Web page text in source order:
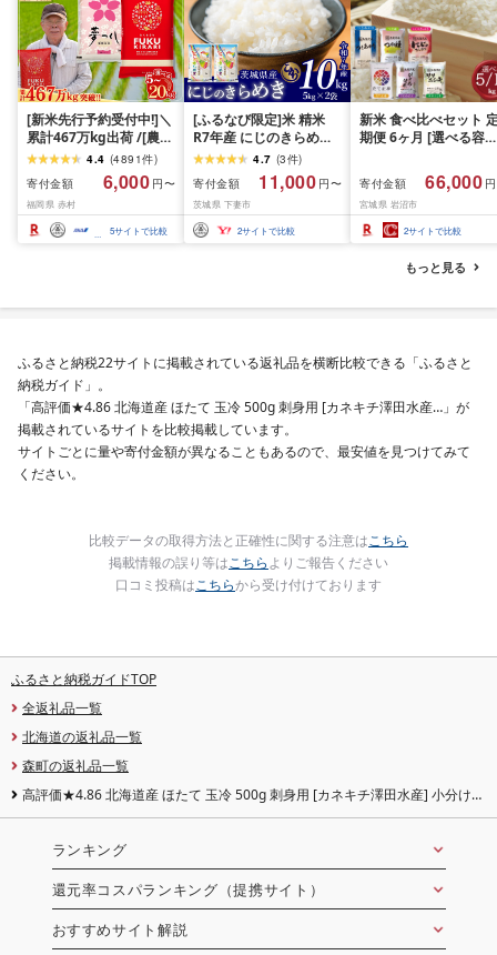
[新米先行予約受付中!]＼
累計467万kg出荷 /[農家
応援米]訳あり 令和7年産
令和8年産ふくきらり 夢
つくし 5kg 10kg 15kg
20kg [選べる品種・内容
量・出荷時期]複数原料
米 白米 精米 国産 限定
4.4 (4891件)
寄付金額
6,000 円〜
福岡県 赤村
5サイトで比較
[ふるなび限定]米 精米
R7年産 にじのきらめき
10kg 10月 FN-Limited-
4.7 (3件)
寄付金額
11,000 円〜
茨城県 下妻市
2サイトで比較
新米 食べ比べセット
期便 6ヶ月 [選べる容
ん つきあかり つや姫
じのきらめき だて正夢
ひとめぼれ ササニシキ
セット 銘柄米 味比べ
リエーション お楽しみ
食味 毎日の食卓 毎月
わる 色々試せる 志賀
寄付金額 66,000
宮城県 岩沼市
2サイトで比較
もっと見る
ふるさと納税22サイトに掲載されている返礼品を横断比較できる「ふるさと
納税ガイド」。
「高評価★4.86 北海道産 ほたて 玉冷 500g 刺身用 [カネキチ澤田水産…」が
掲載されているサイトを比較掲載しています。
サイトごとに量や寄付金額が異なることもあるので、最安値を見つけてみて
ください。
比較データの取得方法と正確性に関する注意はこちら
掲載情報の誤り等はこちらよりご報告ください
口コミ投稿はこちらから受け付けております
ふるさと納税ガイドTOP
全返礼品一覧
北海道の返礼品一覧
森町の返礼品一覧
高評価★4.86 北海道産 ほたて 玉冷 500g 刺身用 [カネキチ澤田水産] 小分け
ランキング
還元率コスパランキング（提携サイト）
おすすめサイト解説